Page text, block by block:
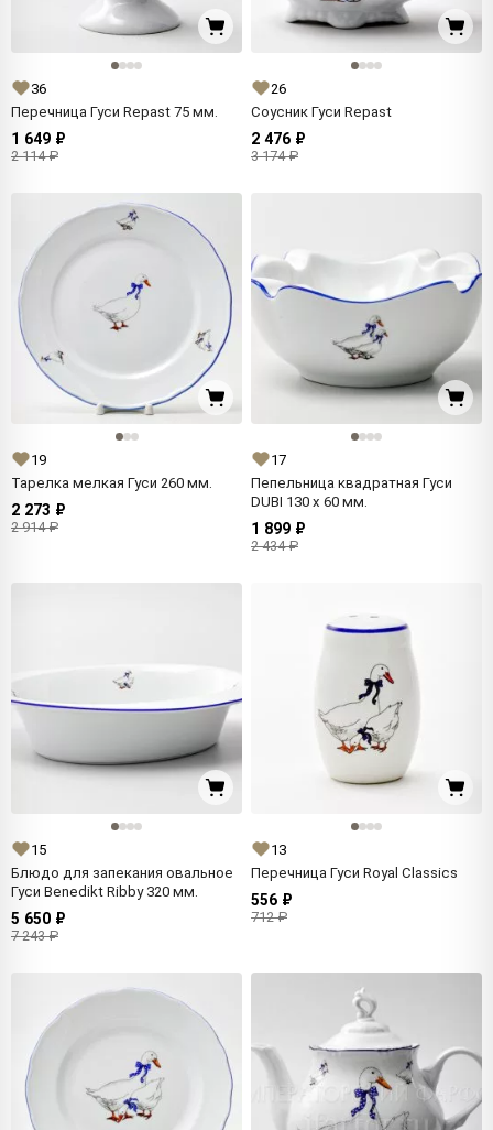
36
Перечница Гуси Repast 75 мм.
1 649 ₽
2 114 ₽
26
Соусник Гуси Repast
2 476 ₽
3 174 ₽
19
Тарелка мелкая Гуси 260 мм.
2 273 ₽
2 914 ₽
17
Пепельница квадратная Гуси
DUBI 130 x 60 мм.
1 899 ₽
2 434 ₽
15
Блюдо для запекания овальное
Гуси Benedikt Ribby 320 мм.
5 650 ₽
7 243 ₽
13
Перечница Гуси Royal Classics
556 ₽
712 ₽